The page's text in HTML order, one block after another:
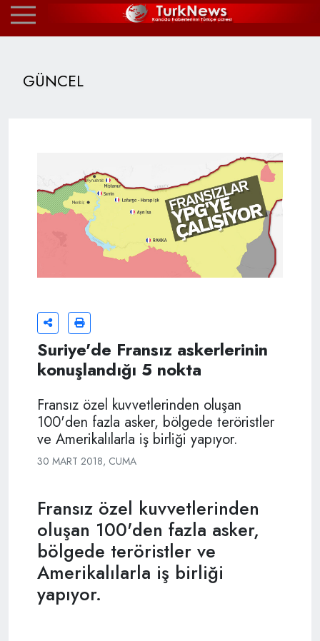
GÜNCEL
Suriye'de Fransız askerlerinin
konuşlandığı 5 nokta
Fransız özel kuvvetlerinden oluşan
100'den fazla asker, bölgede teröristler
ve Amerikalılarla iş birliği yapıyor.
30 MART 2018, CUMA
Fransız özel kuvvetlerinden
oluşan 100'den fazla asker,
bölgede teröristler ve
Amerikalılarla iş birliği
yapıyor.